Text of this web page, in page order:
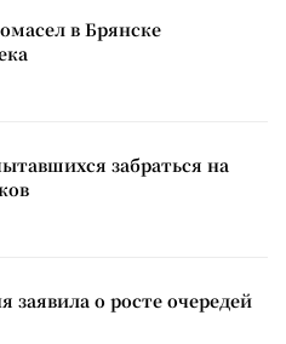
в Брянске
забраться на
о росте очередей